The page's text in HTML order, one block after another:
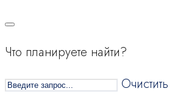
Что планируете найти?
Очистить